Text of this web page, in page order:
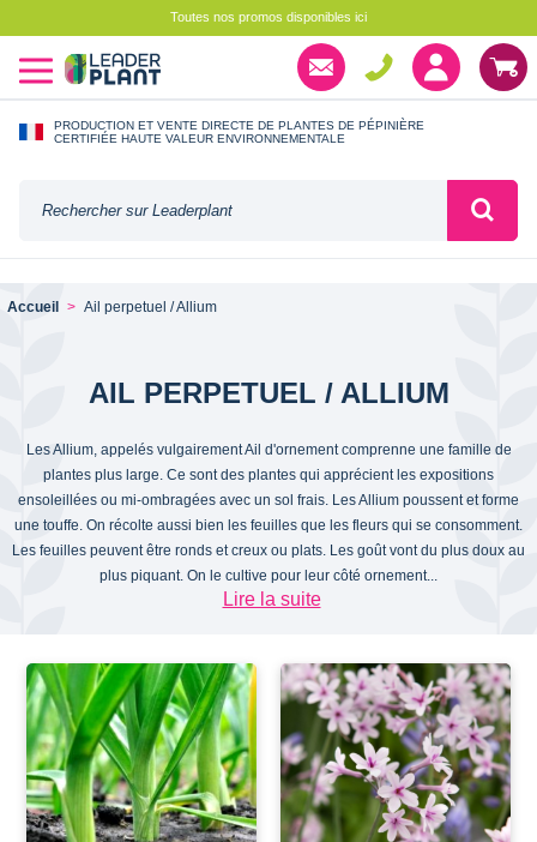
Toutes nos promos disponibles ici
PRODUCTION ET VENTE DIRECTE DE PLANTES DE PÉPINIÈRE
CERTIFIÉE HAUTE VALEUR ENVIRONNEMENTALE
Accueil Ail perpetuel / Allium
AIL PERPETUEL / ALLIUM
Les Allium, appelés vulgairement Ail d'ornement comprenne une famille de
plantes plus large. Ce sont des plantes qui apprécient les expositions
ensoleillées ou mi-ombragées avec un sol frais. Les Allium poussent et forme
une touffe. On récolte aussi bien les feuilles que les fleurs qui se consomment.
Les feuilles peuvent être ronds et creux ou plats. Les goût vont du plus doux au
plus piquant. On le cultive pour leur côté ornement...
Lire la suite